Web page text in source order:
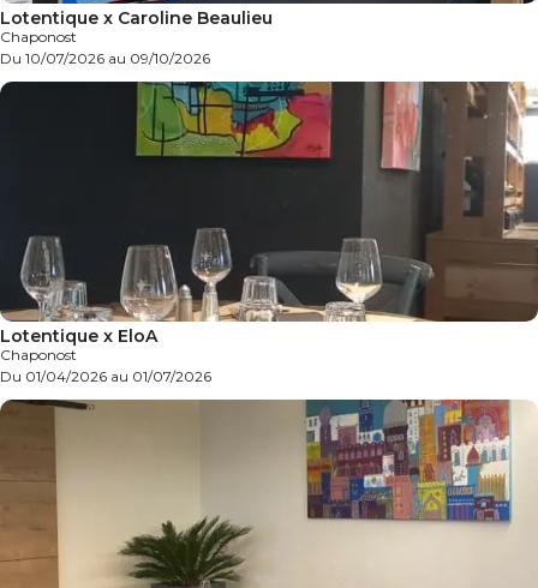
Lotentique x Caroline Beaulieu
Chaponost
Du 10/07/2026 au 09/10/2026
Lotentique x EloA
Chaponost
Du 01/04/2026 au 01/07/2026